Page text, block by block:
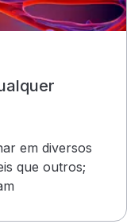
em diversos
que outros;